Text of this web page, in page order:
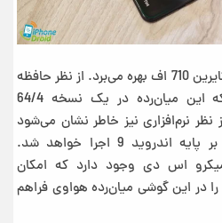
هواوی Y7p از تراشه میان‌رده کایرین 710 اف بهره می‌برد. از نظر حافظه
داخلی نیز می‌بایست گفت که این میان‌رده در یک نسخه 64/4
نظر نرم‌افزاری نیز خاطر نشان می‌شود
اس دی وجود دارد که امکان
گیگابایت را را در این گوشی میان‌رده هواوی فراهم